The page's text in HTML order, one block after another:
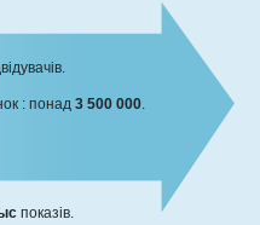
: понад 3 500 000.
показів.